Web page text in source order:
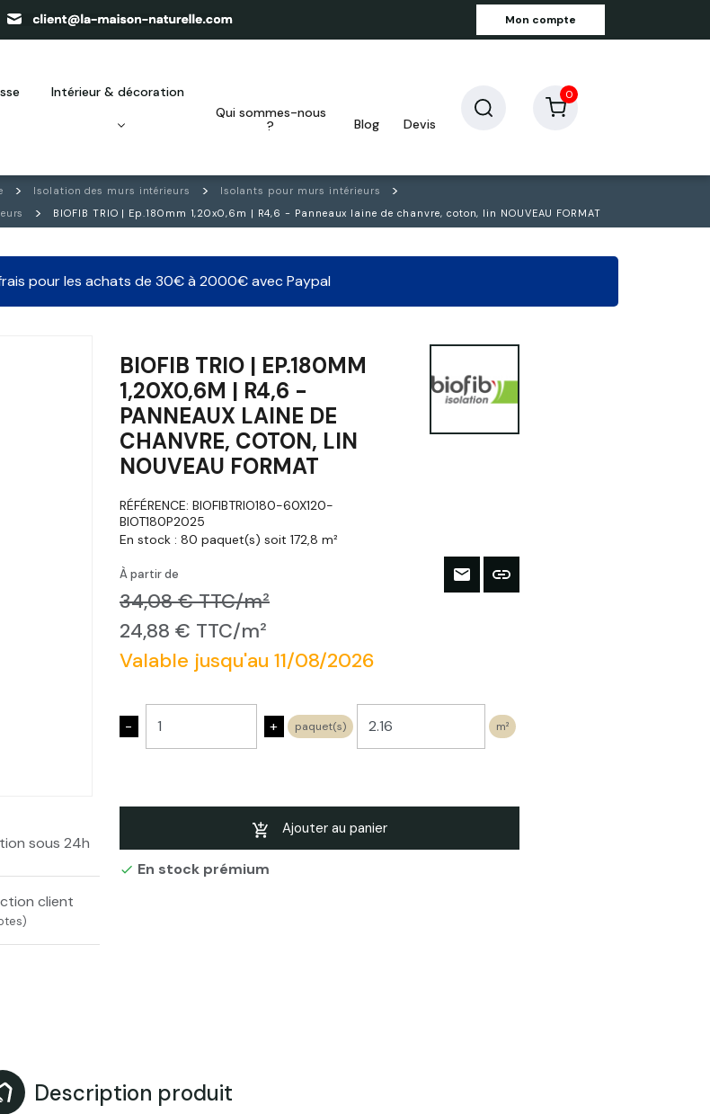
Mon compte
intérieur & décoration
qui sommes-nous
?
blog devis
0
Isolation des murs intérieurs
Isolants pour murs intérieurs
BIOFIB TRIO | Ep.180mm 1,20x0,6m | R4,6 - Panneaux laine de chanvre, coton, lin NOUVEAU FORMAT
pour les achats de 30€ à 2000€ avec Paypal
sous 24h
client
BIOFIB TRIO | EP.180MM
1,20X0,6M | R4,6 -
PANNEAUX LAINE DE
CHANVRE, COTON, LIN
NOUVEAU FORMAT
RÉFÉRENCE: BIOFIBTRIO180-60X120-
BIOT180P2025
En stock : 80 paquet(s) soit 172,8 m²
À partir de
34,08 € TTC/m²
24,88 € TTC/m²
Valable jusqu'au 11/08/2026
- + paquet(s) m²
Ajouter au panier
 En stock prémium
Description produit